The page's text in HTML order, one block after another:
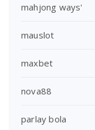
mahjong ways'
mauslot
maxbet
nova88
parlay bola